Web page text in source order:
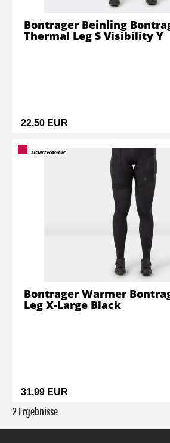
22,50 EUR
Bontrager Beinling
Thermal Leg S Visibility Y
31,99 EUR
Bontrager Warmer
Leg X-Large Black
2 Ergebnisse